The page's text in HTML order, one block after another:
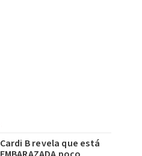
Cardi B revela que está